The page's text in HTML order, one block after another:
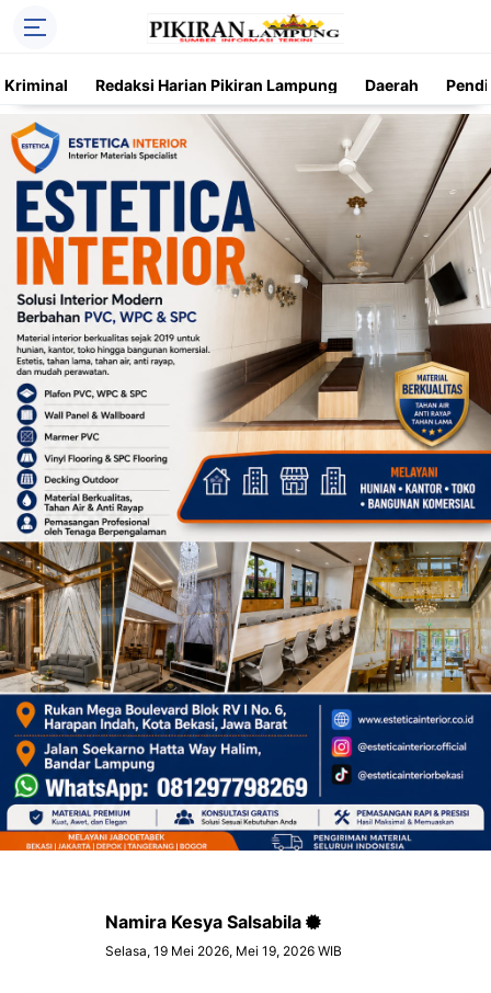
Kriminal Redaksi Harian Pikiran Lampung Daerah
Trending Kriminal Nasional
Namira Kesya Salsabila
Selasa, 19 Mei 2026, Mei 19, 2026 WIB